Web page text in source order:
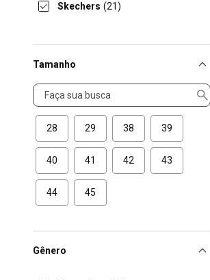
Skechers (21)
Tamanho
Tamanho
28 29 38 39
40 41 42 43
44 45
Gênero